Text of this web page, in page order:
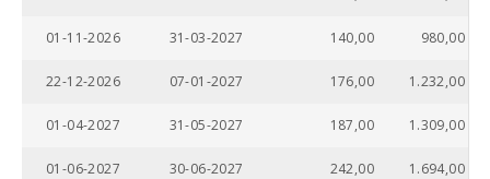
Драконов1
Кала Мільор
01-11-2026 31-03-2027 140,00 980,00
22-12-2026 07-01-2027 176,00 1.232,00
01-04-2027 31-05-2027 187,00 1.309,00
01-06-2027 30-06-2027 242,00 1.694,00